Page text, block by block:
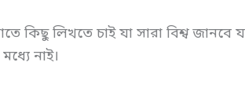
কিছু লিখতে চাই যা সারা বিশ্ব জানবে
নাই।